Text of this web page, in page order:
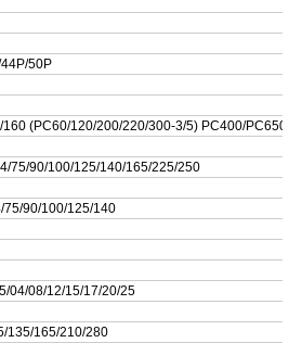
50P
160 (PC60/120/200/220/300-3/5) PC400/PC650
75/90/100/125/140/165/225/250
75/90/100/125/140
04/08/12/15/17/20/25
135/165/210/280